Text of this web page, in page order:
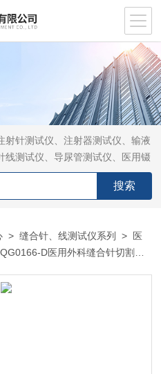
射针测试仪、注射器测试仪、输液
线测试仪、导尿管测试仪、医用镊
灸针测试仪、留置针测试仪
>缝合针、线测试仪系列 > 医
D医用外科缝合针切割力